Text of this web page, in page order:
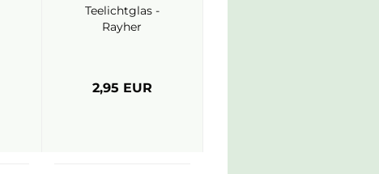
Teelichtglas -
Rayher
2,95 EUR